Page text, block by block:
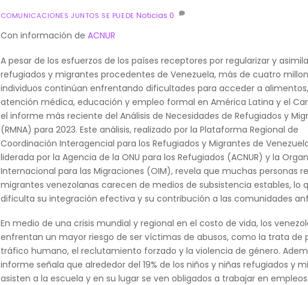
COMUNICACIONES JUNTOS SE PUEDE Noticias 0
Con información de ACNUR
A pesar de los esfuerzos de los países receptores por regularizar y
refugiados y migrantes procedentes de Venezuela, más de cuatro
individuos continúan enfrentando dificultades para acceder a
atención médica, educación y empleo formal en América Latina y el
el informe más reciente del Análisis de Necesidades de Refugiados y
(RMNA) para 2023. Este análisis, realizado por la Plataforma Regional de
Coordinación Interagencial para los Refugiados y Migrantes de
liderada por la Agencia de la ONU para los Refugiados (ACNUR) y la
Internacional para las Migraciones (OIM), revela que muchas personas
migrantes venezolanas carecen de medios de subsistencia estables, lo
dificulta su integración efectiva y su contribución a las comunidades
En medio de una crisis mundial y regional en el costo de vida, los
enfrentan un mayor riesgo de ser víctimas de abusos, como la trata de
tráfico humano, el reclutamiento forzado y la violencia de género.
informe señala que alrededor del 19% de los niños y niñas refugiados y
asisten a la escuela y en su lugar se ven obligados a trabajar en